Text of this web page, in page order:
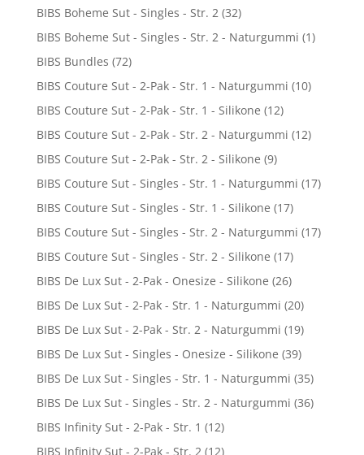
BIBS Boheme Sut - Singles - Str. 2 (32)
BIBS Boheme Sut - Singles - Str. 2 - Naturgummi (1)
BIBS Bundles (72)
BIBS Couture Sut - 2-Pak - Str. 1 - Naturgummi (10)
BIBS Couture Sut - 2-Pak - Str. 1 - Silikone (12)
BIBS Couture Sut - 2-Pak - Str. 2 - Naturgummi (12)
BIBS Couture Sut - 2-Pak - Str. 2 - Silikone (9)
BIBS Couture Sut - Singles - Str. 1 - Naturgummi (17)
BIBS Couture Sut - Singles - Str. 1 - Silikone (17)
BIBS Couture Sut - Singles - Str. 2 - Naturgummi (17)
BIBS Couture Sut - Singles - Str. 2 - Silikone (17)
BIBS De Lux Sut - 2-Pak - Onesize - Silikone (26)
BIBS De Lux Sut - 2-Pak - Str. 1 - Naturgummi (20)
BIBS De Lux Sut - 2-Pak - Str. 2 - Naturgummi (19)
BIBS De Lux Sut - Singles - Onesize - Silikone (39)
BIBS De Lux Sut - Singles - Str. 1 - Naturgummi (35)
BIBS De Lux Sut - Singles - Str. 2 - Naturgummi (36)
BIBS Infinity Sut - 2-Pak - Str. 1 (12)
BIBS Infinity Sut - 2-Pak - Str. 2 (12)